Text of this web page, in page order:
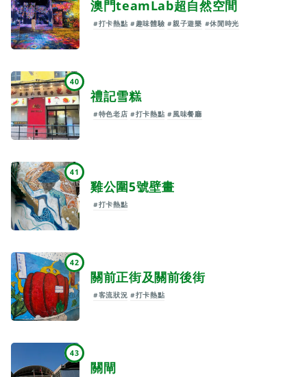
澳門teamLab超自然空間
#打卡熱點 #趣味體驗 #親子遊樂 #休閒時光
40
禮記雪糕
#特色老店 #打卡熱點 #風味餐廳
41
雞公圍5號壁畫
#打卡熱點
42
關前正街及關前後街
#客流狀況 #打卡熱點
43
關閘